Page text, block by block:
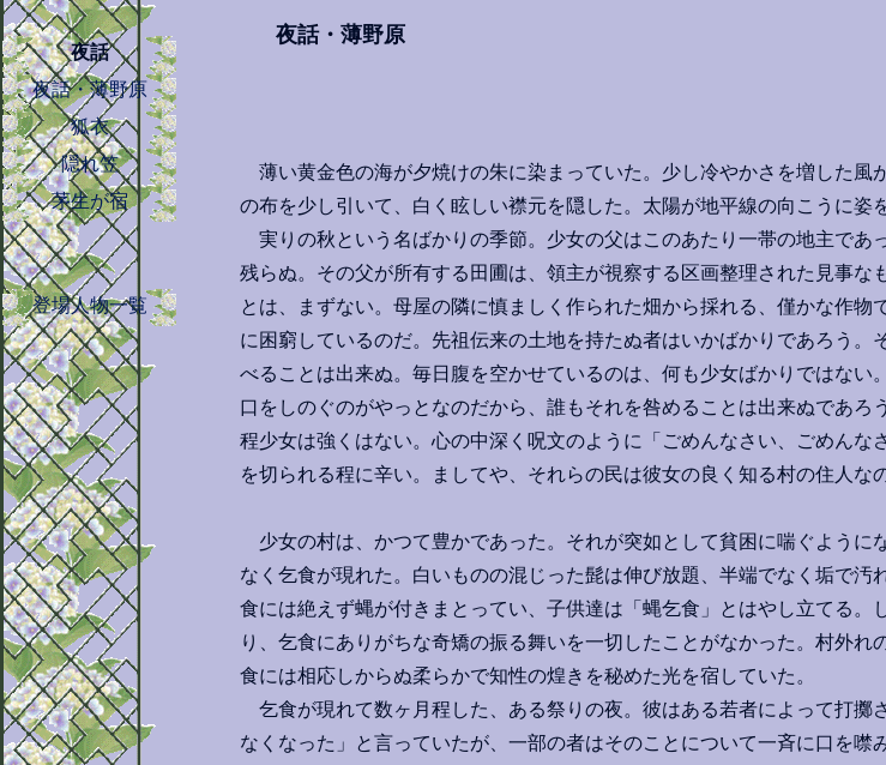
夜話
夜話・薄野原
狐衣
隠れ笠
茅生が宿
登場人物一覧
夜話・薄野原
薄い黄金色の海が夕焼けの朱に染まっていた。少し冷やかさを増した風
の布を少し引いて、白く眩しい襟元を隠した。太陽が地平線の向こうに姿
実りの秋という名ばかりの季節。少女の父はこのあたり一帯の地主であ
残らぬ。その父が所有する田圃は、領主が視察する区画整理された見事な
とは、まずない。母屋の隣に慎ましく作られた畑から採れる、僅かな作
に困窮しているのだ。先祖伝来の土地を持たぬ者はいかばかりであろう
べることは出来ぬ。毎日腹を空かせているのは、何も少女ばかりではな
口をしのぐのがやっとなのだから、誰もそれを咎めることは出来ぬであ
程少女は強くはない。心の中深く呪文のように「ごめんなさい、ごめん
を切られる程に辛い。ましてや、それらの民は彼女の良く知る村の住人な
少女の村は、かつて豊かであった。それが突如として貧困に喘ぐように
なく乞食が現れた。白いものの混じった髭は伸び放題、半端でなく垢で
食には絶えず蝿が付きまとってい、子供達は「蝿乞食」とはやし立てる
り、乞食にありがちな奇矯の振る舞いを一切したことがなかった。村外
食には相応しからぬ柔らかで知性の煌きを秘めた光を宿していた。
乞食が現れて数ヶ月程した、ある祭りの夜。彼はある若者によって打擲
なくなった」と言っていたが、一部の者はそのことについて一斉に口を